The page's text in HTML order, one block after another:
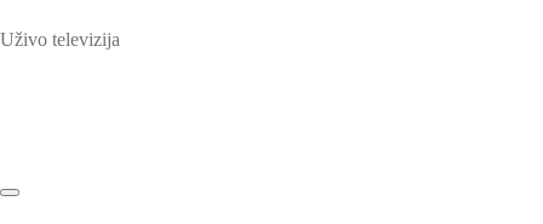
Uživo televizija